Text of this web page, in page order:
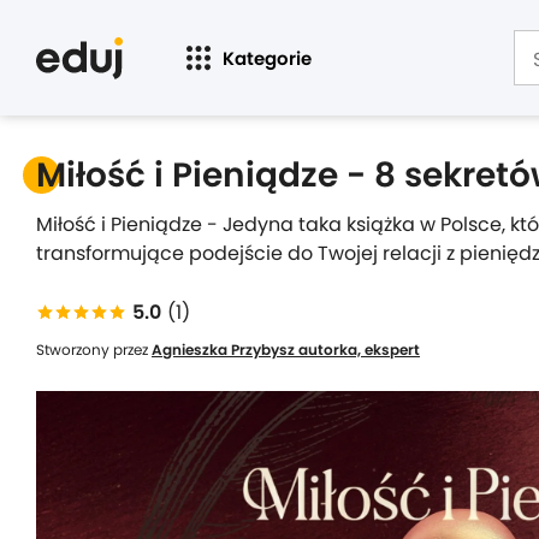
Kategorie
Miłość i Pieniądze - 8
Miłość i Pieniądze - Jedyna taka książka w Polsce,
transformujące podejście do Twojej relacji z
5.0 (1)
Stworzony przezAgnieszka Przybysz autorka, ekspert